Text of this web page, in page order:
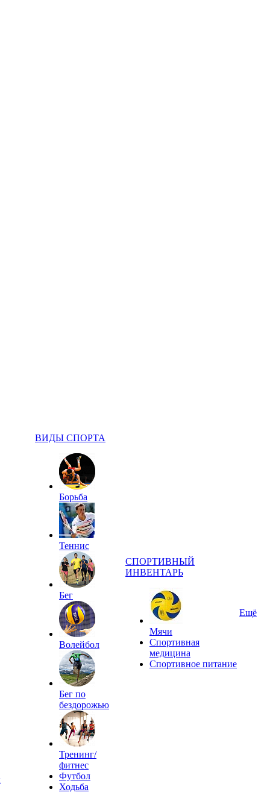
ВИДЫ СПОРТА
Борьба
Теннис
Бег
Волейбол
Бег по
бездорожью
Тренинг/
фитнес
Футбол
Ходьба
СПОРТИВНЫЙ
ИНВЕНТАРЬ
Мячи
Спортивная
медицина
Спортивное питание
Ещё